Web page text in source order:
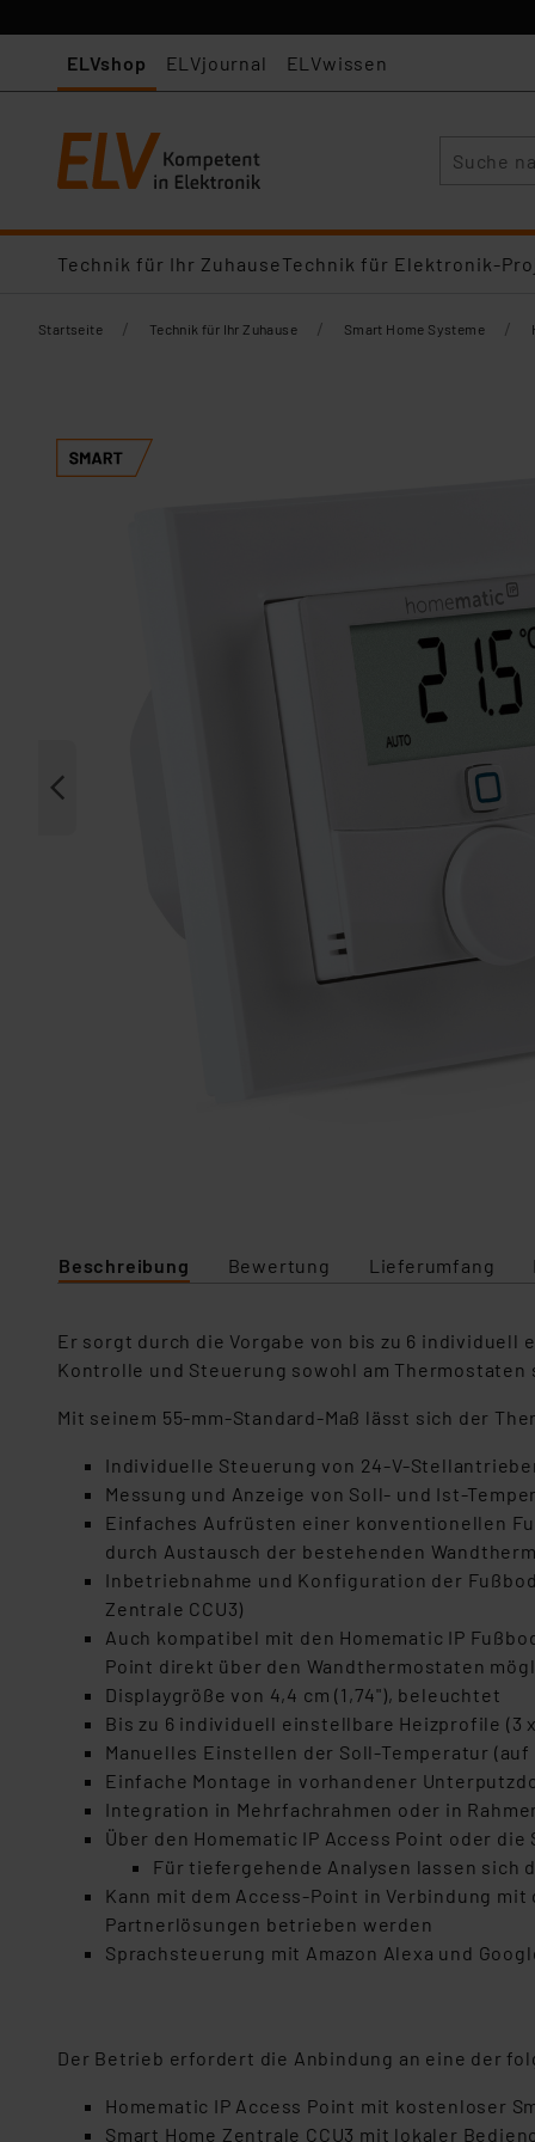
ELVshop ELVjournal ELVwissen
Technik für Ihr ZuhauseTechnik für Elektronik-
Startseite / Technik für Ihr Zuhause / Smart Home Systeme /
Beschreibung Bewertung Lieferumfang
Er sorgt durch die Vorgabe von bis zu 6 individuell
Kontrolle und Steuerung sowohl am
Mit seinem 55-mm-Standard-Maß lässt sich der
Individuelle Steuerung von 24-V-
Messung und Anzeige von Soll- und Ist-
Einfaches Aufrüsten einer konventionellen
durch Austausch der bestehenden
Inbetriebnahme und Konfiguration der
Zentrale CCU3)
Auch kompatibel mit den Homematic IP
Point direkt über den Wandthermostaten
Displaygröße von 4,4 cm (1,74"), beleuchtet
Bis zu 6 individuell einstellbare Heizprofile (3
Manuelles Einstellen der Soll-Temperatur (auf
Einfache Montage in vorhandener
Integration in Mehrfachrahmen oder in
Über den Homematic IP Access Point oder
Für tiefergehende Analysen lassen sich
Kann mit dem Access-Point in Verbindung
Partnerlösungen betrieben werden
Sprachsteuerung mit Amazon Alexa und
Der Betrieb erfordert die Anbindung an eine der
Homematic IP Access Point mit kostenloser
Smart Home Zentrale CCU3 mit lokaler